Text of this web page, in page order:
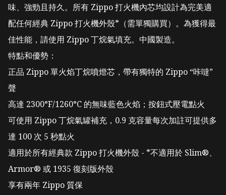
味、強勁且持久。所有 Zippo 打火機內芯均設計為完美適
配任何經典 Zippo 打火機外殼*（需單獨購買）。為獲得最
佳性能，請使用 Zippo 丁烷氣填充。中國製造。
特點和優勢：
正品 Zippo 單火焰丁烷噴燈芯，帶有獨特的 Zippo “咔噠”
聲
高達 2300°F/1260°C 的無味藍色火焰；按鈕式壓電點火
可使用 Zippo 丁烷氣罐補充，0.9 克容量每次加註可提供多
達 100 次 5 秒點火
適用於所有經典款 Zippo 打火機外殼 - *不適用於 Slim®、
Armor® 或 1935 復刻版外殼
享有兩年 Zippo 質保